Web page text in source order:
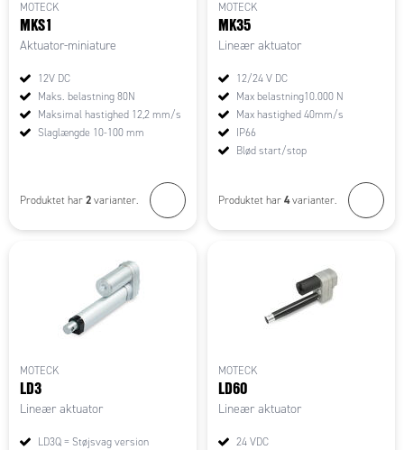
MOTECK
MKS1
Aktuator-miniature
12V DC
Maks. belastning 80N
Maksimal hastighed 12,2 mm/s
Slaglængde 10-100 mm
Produktet har 2 varianter.
MOTECK
MK35
Lineær aktuator
12/24 V DC
Max belastning10.000 N
Max hastighed 40mm/s
IP66
Blød start/stop
Produktet har 4varianter.
MOTECK
LD3
Lineær aktuator
LD3Q = Støjsvag version
MOTECK
LD60
Lineær aktuator
24 VDC